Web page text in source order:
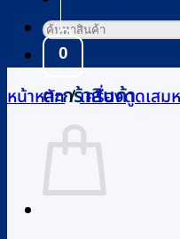
0
ตะกร้าสินค้า
ค้นหา:
หน้าหลัก/เครื่องดูดเสม